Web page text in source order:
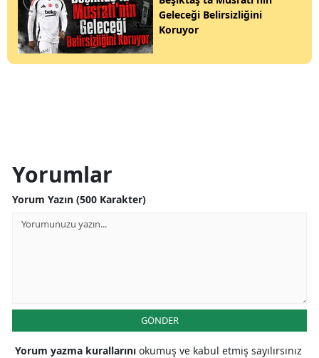
Geleceği Belirsizliğini
Koruyor
Yorumlar
Yorum Yazın (500 Karakter)
GÖNDER
Yorum yazma kurallarını okumuş ve kabul etmiş sayılırsınız